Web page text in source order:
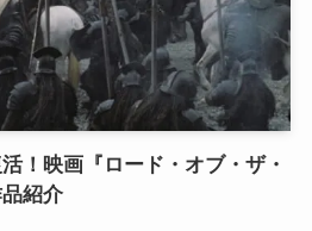
！映画『ロード・オブ・ザ・
紹介